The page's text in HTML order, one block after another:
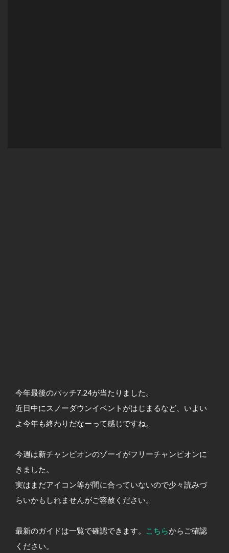
今年最後のパッチ7.24が当たりました。
近日中にスノーダウンイベントがはじまるなど、いよい
よ今年も終わりだなーって感じですね。
今週は新チャンピオンのゾーイがフリーチャンピオンに
きました。
実はまだアイコン等が間に合っていないので少々読みづ
らいかもしれませんがご容赦ください。
最新のガイドは一覧で確認できます。 こちらからご確認
ください。